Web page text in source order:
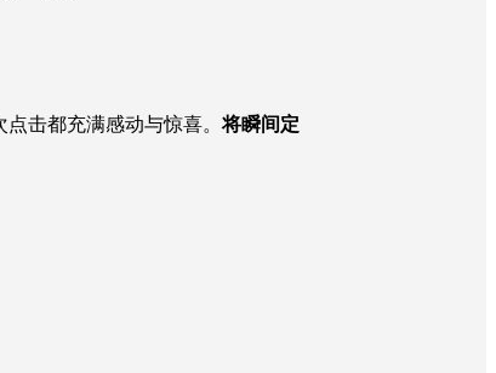
点击都充满感动与惊喜。将瞬间定